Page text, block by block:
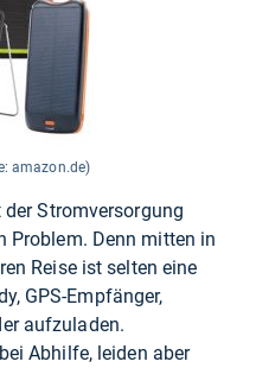
amazon.de)
Stromversorgung
Problem. Denn mitten in
Reise ist selten eine
GPS-Empfänger,
aufzuladen.
Abhilfe, leiden aber